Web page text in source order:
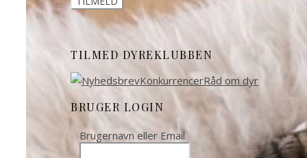
TILMED DYREKLUBBEN
BRUGER LOGIN
Brugernavn eller Email